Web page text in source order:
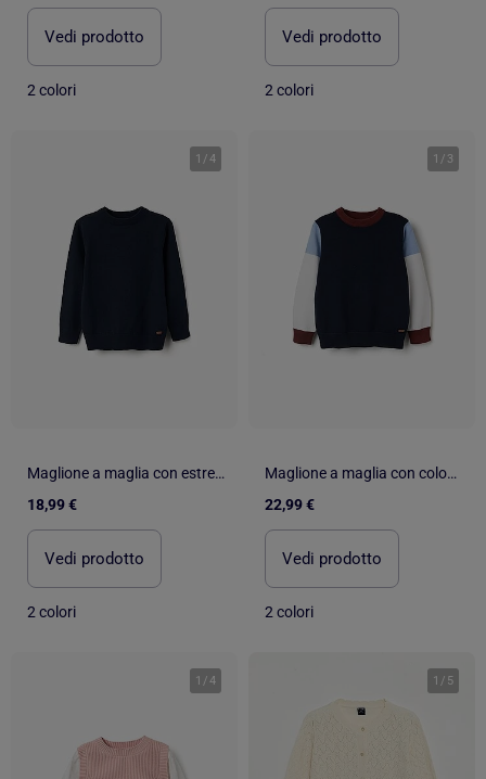
Vedi prodotto
2 colori
Vedi prodotto
2 colori
1 /4
Maglione a maglia con estremità a coste
18,99 €
Vedi prodotto
2 colori
1 / 3
Maglione a maglia con colour block
22,99 €
Vedi prodotto
2 colori
1 /4 1 / 5